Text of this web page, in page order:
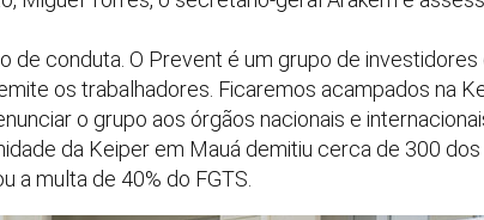
de conduta. O Prevent é um grupo de
os trabalhadores. Ficaremos acampados na
o grupo aos órgãos nacionais e
da Keiper em Mauá demitiu cerca de 300
a multa de 40% do FGTS.